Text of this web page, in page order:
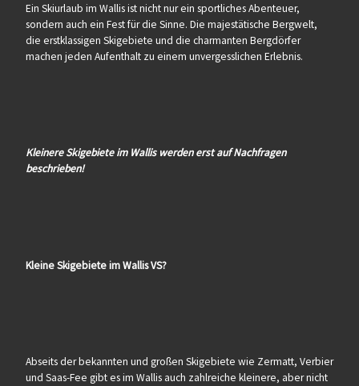
Ein Skiurlaub im Wallis ist nicht nur ein sportliches Abenteuer,
sondern auch ein Fest für die Sinne. Die majestätische Bergwelt,
die erstklassigen Skigebiete und die charmanten Bergdörfer
machen jeden Aufenthalt zu einem unvergesslichen Erlebnis.
Kleinere Skigebiete im Wallis werden erst auf Nachfragen
beschrieben!
Kleine Skigebiete im Wallis VS?
Abseits der bekannten und großen Skigebiete wie Zermatt, Verbier
und Saas-Fee gibt es im Wallis auch zahlreiche kleinere, aber nicht